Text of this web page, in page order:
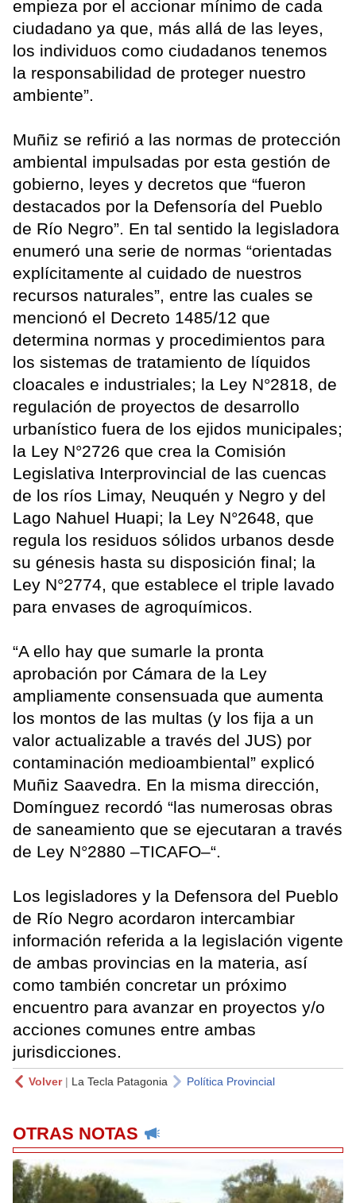
empieza por el accionar mínimo de cada
ciudadano ya que, más allá de las leyes,
los individuos como ciudadanos tenemos
la responsabilidad de proteger nuestro
ambiente”.
Muñiz se refirió a las normas de protección
ambiental impulsadas por esta gestión de
gobierno, leyes y decretos que “fueron
destacados por la Defensoría del Pueblo
de Río Negro”. En tal sentido la legisladora
enumeró una serie de normas “orientadas
explícitamente al cuidado de nuestros
recursos naturales”, entre las cuales se
mencionó el Decreto 1485/12 que
determina normas y procedimientos para
los sistemas de tratamiento de líquidos
cloacales e industriales; la Ley N°2818, de
regulación de proyectos de desarrollo
urbanístico fuera de los ejidos municipales;
la Ley N°2726 que crea la Comisión
Legislativa Interprovincial de las cuencas
de los ríos Limay, Neuquén y Negro y del
Lago Nahuel Huapi; la Ley N°2648, que
regula los residuos sólidos urbanos desde
su génesis hasta su disposición final; la
Ley N°2774, que establece el triple lavado
para envases de agroquímicos.
“A ello hay que sumarle la pronta
aprobación por Cámara de la Ley
ampliamente consensuada que aumenta
los montos de las multas (y los fija a un
valor actualizable a través del JUS) por
contaminación medioambiental” explicó
Muñiz Saavedra. En la misma dirección,
Domínguez recordó “las numerosas obras
de saneamiento que se ejecutaran a través
de Ley N°2880 –TICAFO–“.
Los legisladores y la Defensora del Pueblo
de Río Negro acordaron intercambiar
información referida a la legislación vigente
de ambas provincias en la materia, así
como también concretar un próximo
encuentro para avanzar en proyectos y/o
acciones comunes entre ambas
jurisdicciones.
Volver| La Tecla Patagonia Política Provincial
OTRAS NOTAS